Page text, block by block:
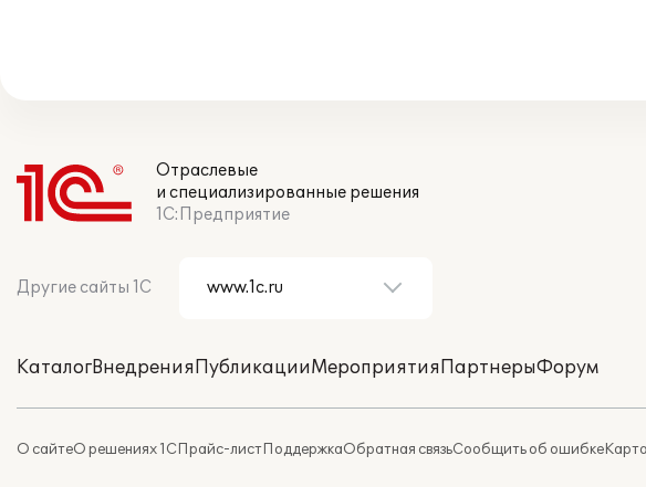
Отраслевые
и специализированные решения
1С:Предприятие
Другие сайты 1С
КаталогВнедренияПубликацииМероприятияПартнерыФорум
О сайтеО решениях 1СПрайс-листПоддержкаОбратная связьСообщить об ошибке